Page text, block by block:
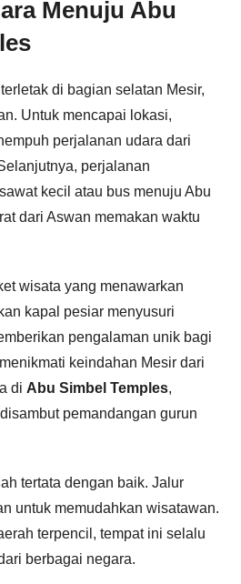
Menuju Abu
terletak di bagian selatan Mesir,
Untuk mencapai lokasi,
perjalanan udara dari
perjalanan
kecil atau bus menuju Abu
dari Aswan memakan waktu
wisata yang menawarkan
kapal pesiar menyusuri
pengalaman unik bagi
keindahan Mesir dari
di Abu Simbel Temples,
pemandangan gurun
tertata dengan baik. Jalur
untuk memudahkan wisatawan.
terpencil, tempat ini selalu
berbagai negara.